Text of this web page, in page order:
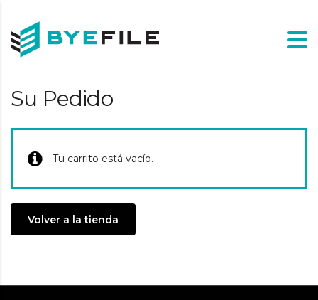
Su Pedido
Tu carrito está vacío.
Volver a la tienda